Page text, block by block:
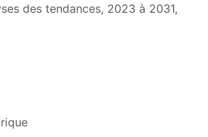
des tendances, 2023 à 2031,